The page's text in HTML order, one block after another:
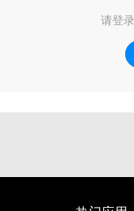
请登